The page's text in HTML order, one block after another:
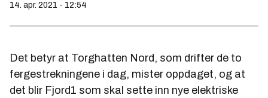
14. apr. 2021 - 12:54
Det betyr at Torghatten Nord, som drifter de to
fergestrekningene i dag, mister oppdaget, og at
det blir Fjord1 som skal sette inn nye elektriske